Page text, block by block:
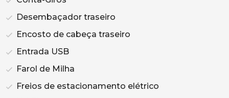
Desembaçador traseiro
Encosto de cabeça traseiro
Entrada USB
Farol de Milha
Freios de estacionamento elétrico